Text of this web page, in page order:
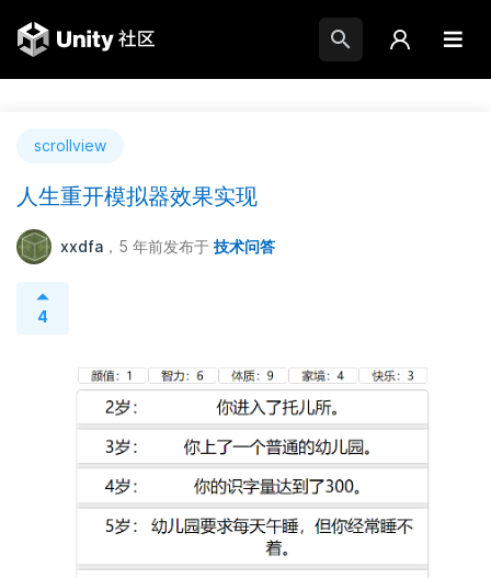
scrollview
人生重开模拟器效果实现
xxdfa ，5 年前发布于 技术问答
4